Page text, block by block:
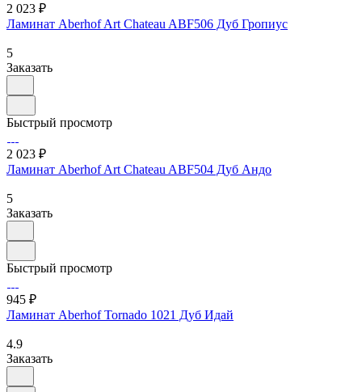
2 023 ₽
Ламинат Aberhof Art Chateau ABF506 Дуб Гропиус
5
Заказать
Быстрый просмотр
2 023 ₽
Ламинат Aberhof Art Chateau ABF504 Дуб Андо
5
Заказать
Быстрый просмотр
945 ₽
Ламинат Aberhof Tornado 1021 Дуб Идай
4.9
Заказать